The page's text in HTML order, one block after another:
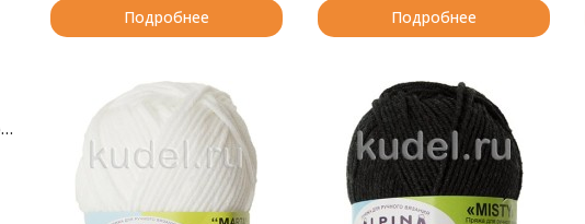
Подробнее Подробнее
Пряжа Gazzal Baby Cotton 25